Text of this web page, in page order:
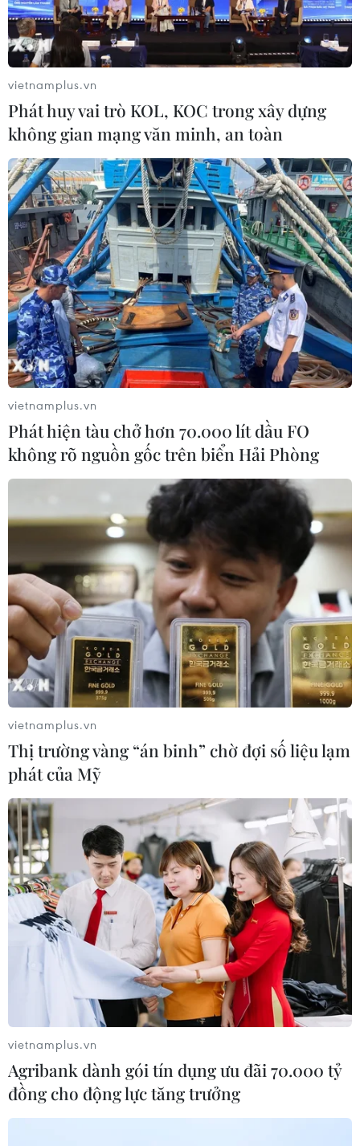
Goldman Sachs bác cáo buộc liên quan
đến với quỹ 1MDB của Malaysia
24/02/2020 14:37
Hãng tin Bernama cho biết một đại diện của Goldman
Sachs đã tuyên bố họ vô tội sau khi các cáo buộc được
công bố tại Tòa án tối cao Kuala Lumpur ngày 24/2.
Malaysia: Lãnh đạo cơ quan điều tra vụ bê
bối 1MDB từ chức
06/03/2020 08:35
Ngày 6/3, lãnh đạo cơ quan phòng chống tham nhũng
Malaysia, người phụ trách điều tra vụ bê bối tham
nhũng liên quan đến Quỹ đầu tư Nhà nước 1Malaysia
(1MDB), thông báo đã từ chức.
Mỹ trì hoãn trả Malaysia tiền thất thoát từ
Quỹ đầu tư 1MDB
06/03/2020 10:14
Bộ Tư pháp Mỹ hoãn trả lại Malaysia khoản tiền tiếp
vietnamplus.vn
Phát huy vai trò KOL, KOC trong xây dựng
không gian mạng văn minh, an toàn
vietnamplus.vn
Phát hiện tàu chở hơn 70.000 lít dầu FO
không rõ nguồn gốc trên biển Hải Phòng
vietnamplus.vn
Thị trường vàng “án binh” chờ đợi số liệu lạm
phát của Mỹ
vietnamplus.vn
Agribank dành gói tín dụng ưu đãi 70.000 tỷ
đồng cho động lực tăng trưởng